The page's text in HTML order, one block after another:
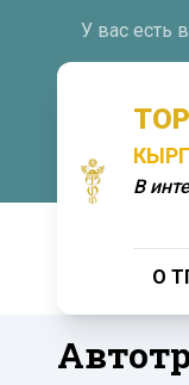
У вас есть
В
О